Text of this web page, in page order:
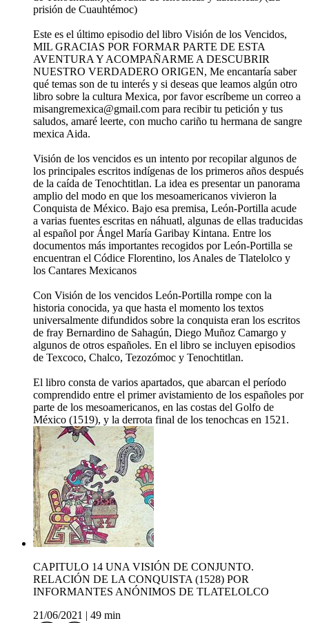
prisión de Cuauhtémoc)
Este es el último episodio del libro Visión de los Vencidos,
MIL GRACIAS POR FORMAR PARTE DE ESTA
AVENTURA Y ACOMPAÑARME A DESCUBRIR
NUESTRO VERDADERO ORIGEN, Me encantaría saber
qué temas son de tu interés y si deseas que leamos algún otro
libro sobre la cultura Mexica, por favor escríbeme un correo a
misangremexica@gmail.com para recibir tu petición y tus
saludos, amaré leerte, con mucho cariño tu hermana de sangre
mexica Aida.
Visión de los vencidos es un intento por recopilar algunos de
los principales escritos indígenas de los primeros años después
de la caída de Tenochtitlan. La idea es presentar un panorama
amplio del modo en que los mesoamericanos vivieron la
Conquista de México. Bajo esa premisa, León-Portilla acude
a varias fuentes escritas en náhuatl, algunas de ellas traducidas
al español por Ángel María Garibay Kintana. Entre los
documentos más importantes recogidos por León-Portilla se
encuentran el Códice Florentino, los Anales de Tlatelolco y
los Cantares Mexicanos
Con Visión de los vencidos León-Portilla rompe con la
historia conocida, ya que hasta el momento los textos
universalmente difundidos sobre la conquista eran los escritos
de fray Bernardino de Sahagún, Diego Muñoz Camargo y
algunos de otros españoles. En el libro se incluyen episodios
de Texcoco, Chalco, Tezozómoc y Tenochtitlan.
El libro consta de varios apartados, que abarcan el período
comprendido entre el primer avistamiento de los españoles por
parte de los mesoamericanos, en las costas del Golfo de
México (1519), y la derrota final de los tenochcas en 1521.
CAPITULO 14 UNA VISIÓN DE CONJUNTO.
RELACIÓN DE LA CONQUISTA (1528) POR
INFORMANTES ANÓNIMOS DE TLATELOLCO
21/06/2021
49 min